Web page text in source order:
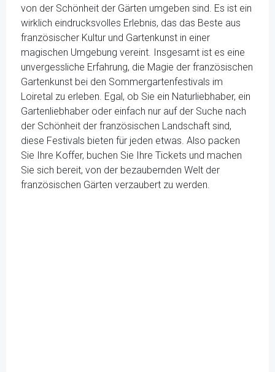
von der Schönheit der Gärten umgeben sind. Es ist ein
wirklich eindrucksvolles Erlebnis, das das Beste aus
französischer Kultur und Gartenkunst in einer
magischen Umgebung vereint. Insgesamt ist es eine
unvergessliche Erfahrung, die Magie der französischen
Gartenkunst bei den Sommergartenfestivals im
Loiretal zu erleben. Egal, ob Sie ein Naturliebhaber, ein
Gartenliebhaber oder einfach nur auf der Suche nach
der Schönheit der französischen Landschaft sind,
diese Festivals bieten für jeden etwas. Also packen
Sie Ihre Koffer, buchen Sie Ihre Tickets und machen
Sie sich bereit, von der bezaubernden Welt der
französischen Gärten verzaubert zu werden.